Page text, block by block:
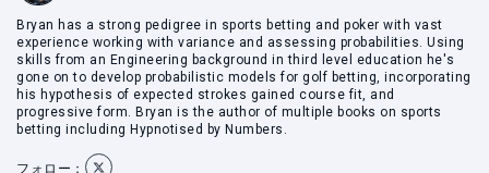
Bryan has a strong pedigree in sports betting and poker with vast
experience working with variance and assessing probabilities. Using
skills from an Engineering background in third level education he's
gone on to develop probabilistic models for golf betting, incorporating
his hypothesis of expected strokes gained course fit, and
progressive form. Bryan is the author of multiple books on sports
betting including Hypnotised by Numbers.
フォロー：